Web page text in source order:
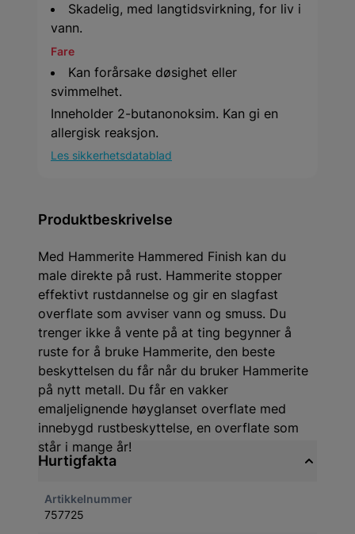
Skadelig, med langtidsvirkning, for liv i
vann.
Fare
Kan forårsake døsighet eller
svimmelhet.
Inneholder 2-butanonoksim. Kan gi en
allergisk reaksjon.
Les sikkerhetsdatablad
Produktbeskrivelse
Med Hammerite Hammered Finish kan du
male direkte på rust. Hammerite stopper
effektivt rustdannelse og gir en slagfast
overflate som avviser vann og smuss. Du
trenger ikke å vente på at ting begynner å
ruste for å bruke Hammerite, den beste
beskyttelsen du får når du bruker Hammerite
på nytt metall. Du får en vakker
emaljelignende høyglanset overflate med
innebygd rustbeskyttelse, en overflate som
står i mange år!
Hurtigfakta
Artikkelnummer
757725